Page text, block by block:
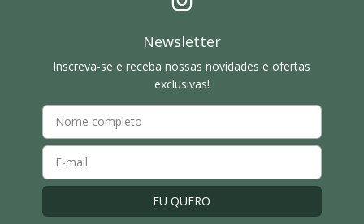
Newsletter
Inscreva-se e receba nossas novidades e ofertas
exclusivas!